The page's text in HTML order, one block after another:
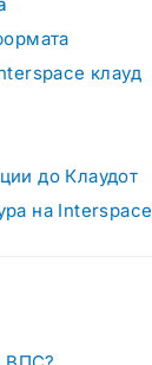
клауд
до Клаудот
на Interspace